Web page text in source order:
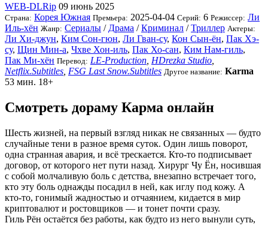
WEB-DLRip 09 июнь 2025
Страна: Корея Южная Премьера: 2025-04-04 Серий: 6 Режиссер: Ли
Иль-хён Жанр: Сериалы / Драма /Криминал /Триллер Актеры:
Ли Хи-джун, Ким Сон-гюн, Ли Гван-су, Кон Сын-ён, Пак Хэ-
су, Щин Мин-а, Чхве Хон-иль, Пак Хо-сан, Ким Нам-гиль,
Пак Ми-хён Перевод: LE-Production HDrezka Studio
Netflix.Subtitles FSG Last Snow.Subtitles Другое название: Karma
53 мин. 18+
Смотреть дораму Карма онлайн
Шесть жизней, на первый взгляд никак не связанных — будто
случайные тени в разное время суток. Один лишь поворот,
одна странная авария, и всё трескается. Кто-то подписывает
договор, от которого нет пути назад. Хирург Чу Ён, носившая
с собой молчаливую боль с детства, внезапно встречает того,
кто эту боль однажды посадил в ней, как иглу под кожу. А
кто-то, гонимый жадностью и отчаянием, кидается в мир
криптовалют и ростовщиков — и тонет почти сразу.
Гиль Рён остаётся без работы, как будто из него вынули суть,